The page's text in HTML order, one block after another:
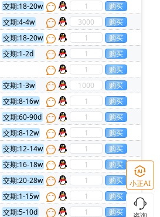
江波龙)(11)
REALTEK(瑞昱)(7)
AVX(京瓷)(3)
)(3)
HK(航顺)(3)
ECS Inc(2)
Nvidia(英伟达)(2)
台湾第一电阻)(2)
AMS(艾迈斯)(1)
CREE(科锐)(1)
斯)(1)
COILS(台湾三礼)(1)
交期:18-20w
交期:4-4w
交期:18-20w
交期:1-2d
交期:1-3w
交期:8-16w
交期:60-90d
交期:8-12w
交期:12-14w
交期:16-18w
交期:20-28w
交期:1-15w
交期:5-10d
小正AI
咨询